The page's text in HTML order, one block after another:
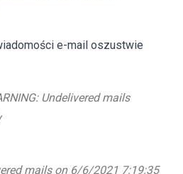
e-mail oszustwie
Undelivered mails
mails on 6/6/2021 7:19:35